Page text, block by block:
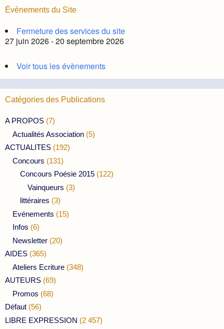
Évènements du Site
Fermeture des services du site
27 juin 2026 - 20 septembre 2026
Voir tous les évènements
Catégories des Publications
A PROPOS (7)
Actualités Association (5)
ACTUALITES (192)
Concours (131)
Concours Poésie 2015 (122)
Vainqueurs (3)
littéraires (3)
Evénements (15)
Infos (6)
Newsletter (20)
AIDES (365)
Ateliers Ecriture (348)
AUTEURS (69)
Promos (68)
Défaut (56)
LIBRE EXPRESSION (2 457)